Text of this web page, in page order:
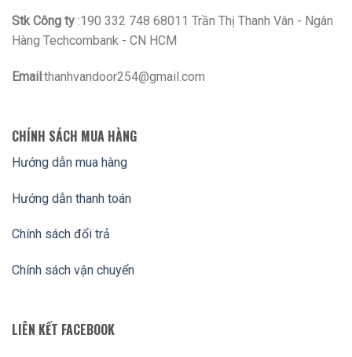
Stk Công ty :190 332 748 68011 Trần Thị Thanh Vân - Ngân
Hàng Techcombank - CN HCM
Email:thanhvandoor254@gmail.com
CHÍNH SÁCH MUA HÀNG
Hướng dẫn mua hàng
Hướng dẫn thanh toán
Chính sách đổi trả
Chính sách vận chuyển
LIÊN KẾT FACEBOOK